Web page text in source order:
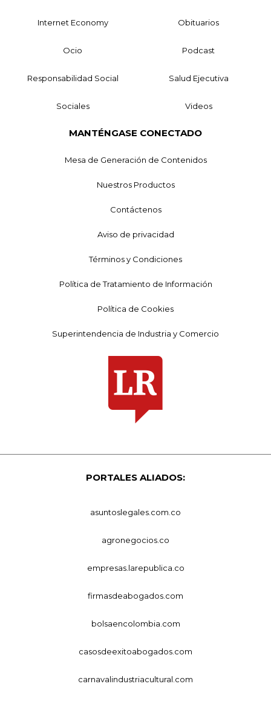
Internet Economy Obituarios
Ocio Podcast
Responsabilidad Social Salud Ejecutiva
Sociales Videos
MANTÉNGASE CONECTADO
Mesa de Generación de Contenidos
Nuestros Productos
Contáctenos
Aviso de privacidad
Términos y Condiciones
Política de Tratamiento de Información
Política de Cookies
Superintendencia de Industria y Comercio
PORTALES ALIADOS:
asuntoslegales.com.co
agronegocios.co
empresas.larepublica.co
firmasdeabogados.com
bolsaencolombia.com
casosdeexitoabogados.com
carnavalindustriacultural.com